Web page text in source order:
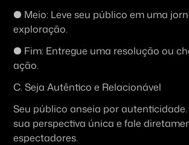
● Meio: Leve seu público em uma
exploração.
● Fim: Entregue uma resolução ou
ação.
C. Seja Autêntico e Relacionável
Seu público anseia por
sua perspectiva única e fale
espectadores.